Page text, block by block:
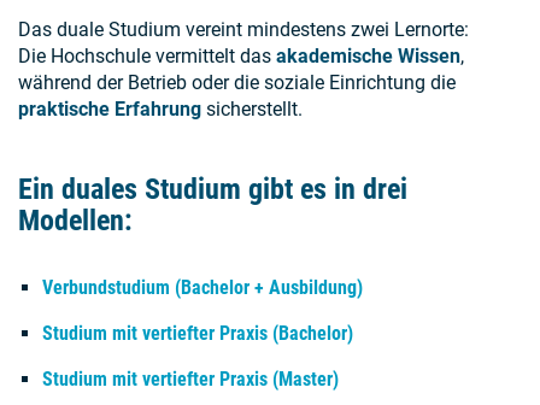
Das duale Studium vereint mindestens zwei Lernorte:
Die Hochschule vermittelt das akademische Wissen,
während der Betrieb oder die soziale Einrichtung die
praktische Erfahrung sicherstellt.
Ein duales Studium gibt es in drei
Modellen:
Verbundstudium (Bachelor + Ausbildung)
Studium mit vertiefter Praxis (Bachelor)
Studium mit vertiefter Praxis (Master)